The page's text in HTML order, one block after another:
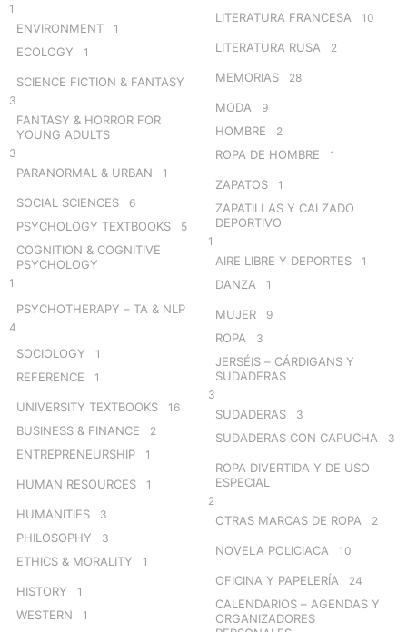
1
ENVIRONMENT 1
ECOLOGY 1
SCIENCE FICTION & FANTASY
3
FANTASY & HORROR FOR
YOUNG ADULTS
3
PARANORMAL & URBAN 1
SOCIAL SCIENCES 6
PSYCHOLOGY TEXTBOOKS 5
COGNITION & COGNITIVE
PSYCHOLOGY
1
PSYCHOTHERAPY – TA & NLP
4
SOCIOLOGY 1
REFERENCE 1
UNIVERSITY TEXTBOOKS 16
BUSINESS & FINANCE 2
ENTREPRENEURSHIP 1
HUMAN RESOURCES 1
HUMANITIES 3
PHILOSOPHY 3
ETHICS & MORALITY 1
HISTORY 1
WESTERN 1
LITERATURA FRANCESA 10
LITERATURA RUSA 2
MEMORIAS 28
MODA 9
HOMBRE 2
ROPA DE HOMBRE 1
ZAPATOS 1
ZAPATILLAS Y CALZADO
DEPORTIVO
1
AIRE LIBRE Y DEPORTES 1
DANZA 1
MUJER 9
ROPA 3
JERSÉIS – CÁRDIGANS Y
SUDADERAS
3
SUDADERAS 3
SUDADERAS CON CAPUCHA 3
ROPA DIVERTIDA Y DE USO
ESPECIAL
2
OTRAS MARCAS DE ROPA 2
NOVELA POLICIACA 10
OFICINA Y PAPELERÍA 24
CALENDARIOS – AGENDAS Y
ORGANIZADORES